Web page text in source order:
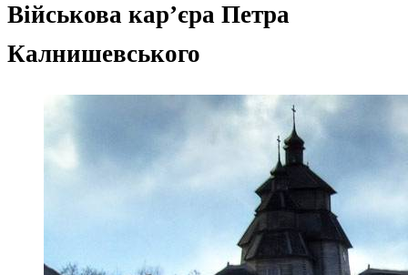
Військова кар’єра Петра
Калнишевського